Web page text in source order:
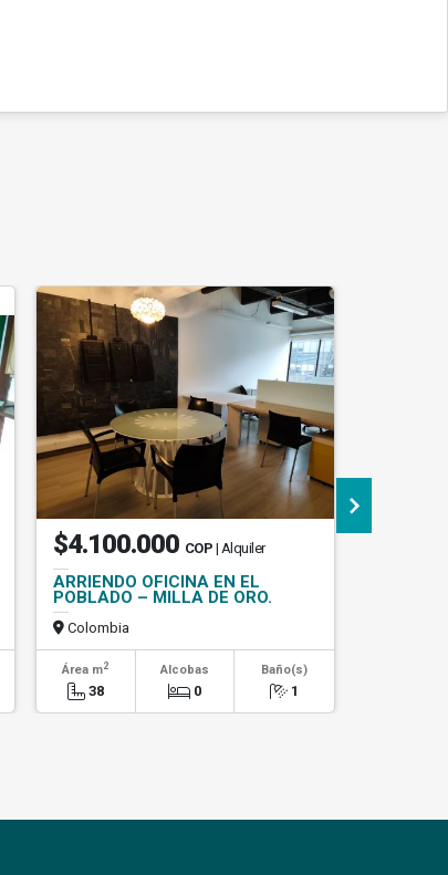
$4.100.000 COP | Alquiler
ARRIENDO OFICINA EN EL
POBLADO – MILLA DE ORO.
Colombia
Área m2
38
Alcobas
0
Baño(s)
1